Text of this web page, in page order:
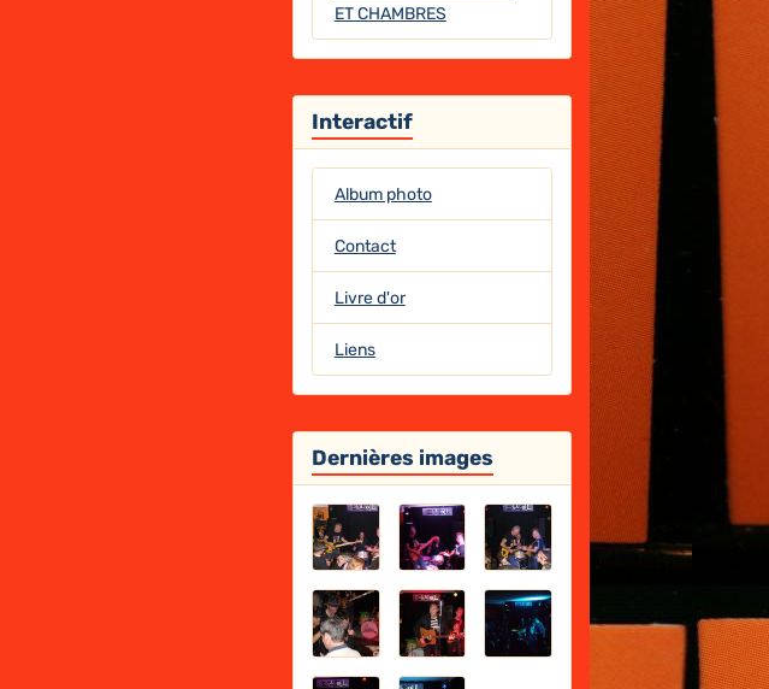
ET CHAMBRES
Interactif
Album photo
Contact
Livre d'or
Liens
Dernières images